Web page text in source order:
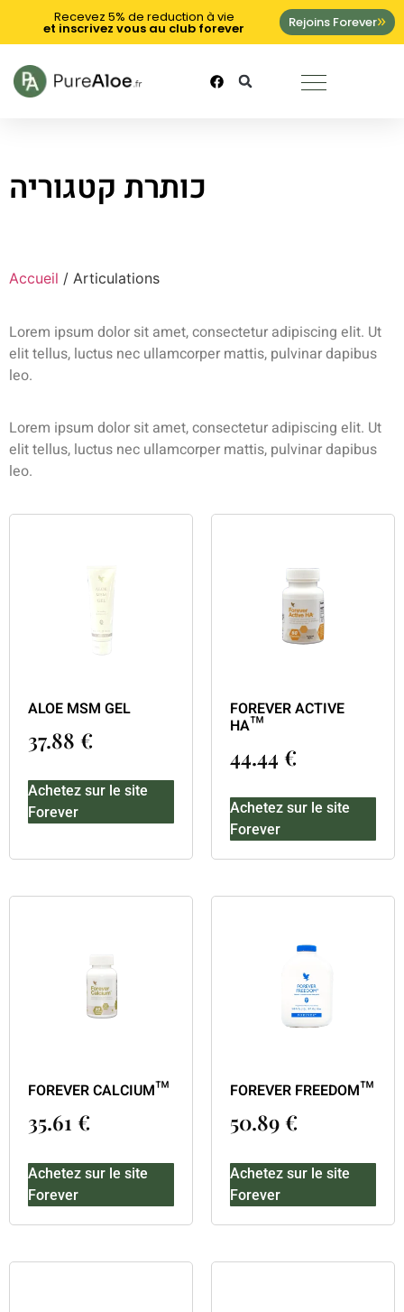
Recevez 5% de reduction à vie
et inscrivez vous au club forever Rejoins Forever
כותרת קטגוריה
Accueil / Articulations
Lorem ipsum dolor sit amet, consectetur adipiscing elit. Ut
elit tellus, luctus nec ullamcorper mattis, pulvinar dapibus
leo.
Lorem ipsum dolor sit amet, consectetur adipiscing elit. Ut
elit tellus, luctus nec ullamcorper mattis, pulvinar dapibus
leo.
ALOE MSM GEL
37.88 €
Achetez sur le site
Forever
FOREVER ACTIVE
HA™
44.44 €
Achetez sur le site
Forever
FOREVER CALCIUM™
35.61 €
Achetez sur le site
Forever
FOREVER FREEDOM™
50.89€
Achetez sur le site
Forever